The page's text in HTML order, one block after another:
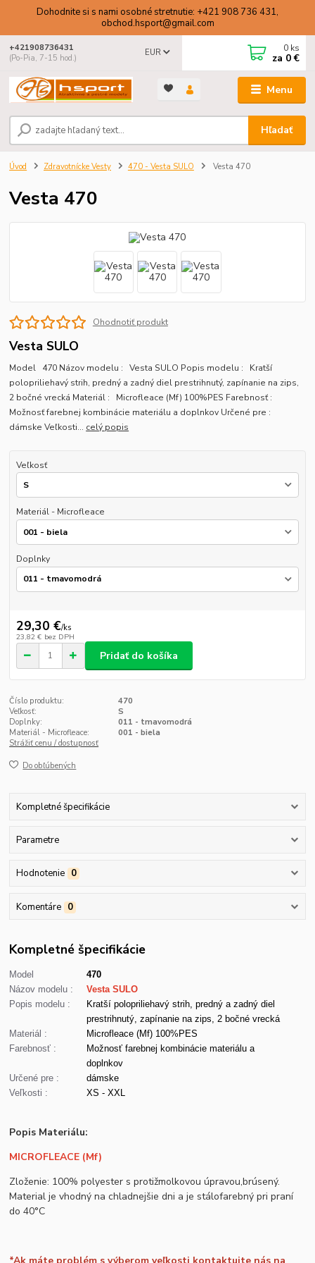
Dohodnite si s nami osobné stretnutie: +421 908 736 431,
obchod.hsport@gmail.com
Menu
EUR
Hľadať
+421908736431
(Po-Pia, 7-15 hod.)
0 ks
za 0 €
Úvod Zdravotnícke Vesty 470 - Vesta SULO Vesta 470
Vesta 470
Ohodnotiť produkt
Vesta SULO
Model 470 Názov modelu : Vesta SULO Popis modelu : Kratší
polopriliehavý strih, predný a zadný diel prestrihnutý, zapínanie na zips,
2 bočné vrecká Materiál : Microfleace (Mf) 100%PES Farebnosť :
Možnosť farebnej kombinácie materiálu a doplnkov Určené pre :
dámske Veľkosti... celý popis
Veľkosť
Materiál - Microfleace
Doplnky
29,30 €/ks
23,82 € bez DPH
Pridať do košíka
Číslo produktu:
470
Veľkosť:
S
Doplnky:
011 - tmavomodrá
Materiál - Microfleace:
001 - biela
Strážiť cenu / dostupnosť
Do obľúbených
Kompletné špecifikácie
Parametre
Hodnotenie 0
Komentáre 0
Kompletné špecifikácie
Model
470
Názov modelu :
Vesta SULO
Popis modelu :
Kratší polopriliehavý strih, predný a zadný diel
prestrihnutý, zapínanie na zips, 2 bočné vrecká
Materiál :
Microfleace (Mf) 100%PES
Farebnosť :
Možnosť farebnej kombinácie materiálu a
doplnkov
Určené pre :
dámske
Veľkosti :
XS - XXL
Popis Materiálu:
MICROFLEACE (Mf)
Zloženie: 100% polyester s protižmolkovou úpravou,brúsený.
Material je vhodný na chladnejšie dni a je stálofarebný pri praní
do 40°C